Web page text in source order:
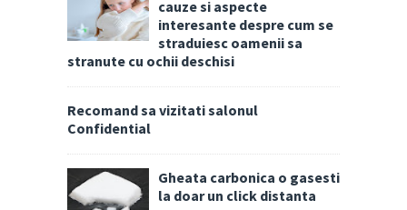
cauze si aspecte
interesante despre cum se
straduiesc oamenii sa
stranute cu ochii deschisi
Recomand sa vizitati salonul
Confidential
Gheata carbonica o gasesti
la doar un click distanta